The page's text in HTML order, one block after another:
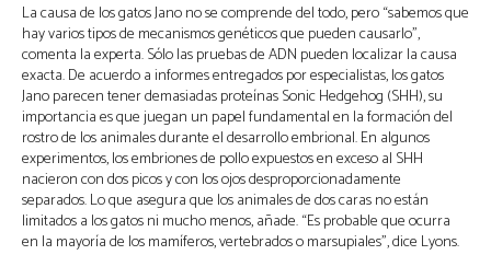
La causa de los gatos Jano no se comprende del todo, pero “sabemos que
hay varios tipos de mecanismos genéticos que pueden causarlo”,
comenta la experta. Sólo las pruebas de ADN pueden localizar la causa
exacta. De acuerdo a informes entregados por especialistas, los gatos
Jano parecen tener demasiadas proteínas Sonic Hedgehog (SHH), su
importancia es que juegan un papel fundamental en la formación del
rostro de los animales durante el desarrollo embrional. En algunos
experimentos, los embriones de pollo expuestos en exceso al SHH
nacieron con dos picos y con los ojos desproporcionadamente
separados. Lo que asegura que los animales de dos caras no están
limitados a los gatos ni mucho menos, añade. “Es probable que ocurra
en la mayoría de los mamíferos, vertebrados o marsupiales”, dice Lyons.